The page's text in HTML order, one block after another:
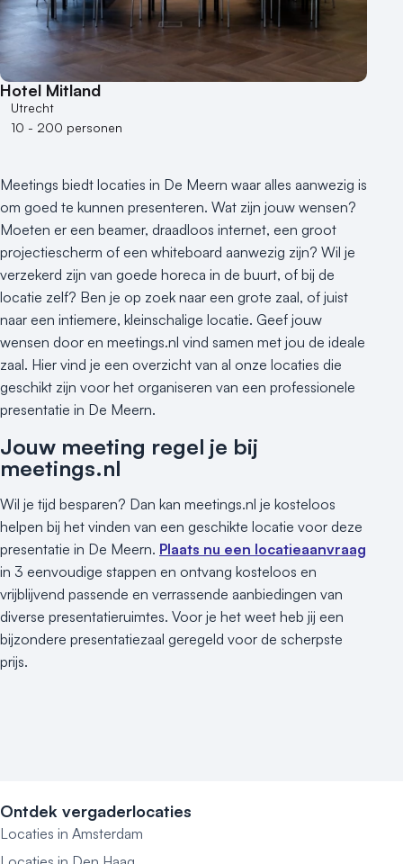
Theater
Varende locatie
Hotel Mitland
Utrecht
10 - 200 personen
Meetings biedt locaties in De Meern waar alles aanwezig is
om goed te kunnen presenteren. Wat zijn jouw wensen?
Moeten er een beamer, draadloos internet, een groot
projectiescherm of een whiteboard aanwezig zijn? Wil je
verzekerd zijn van goede horeca in de buurt, of bij de
locatie zelf? Ben je op zoek naar een grote zaal, of juist
naar een intiemere, kleinschalige locatie. Geef jouw
wensen door en meetings.nl vind samen met jou de ideale
zaal. Hier vind je een overzicht van al onze locaties die
geschikt zijn voor het organiseren van een professionele
presentatie in De Meern.
Jouw meeting regel je bij
meetings.nl
Wil je tijd besparen? Dan kan meetings.nl je kosteloos
helpen bij het vinden van een geschikte locatie voor deze
presentatie in De Meern. Plaats nu een locatieaanvraag
in 3 eenvoudige stappen en ontvang kosteloos en
vrijblijvend passende en verrassende aanbiedingen van
diverse presentatieruimtes. Voor je het weet heb jij een
bijzondere presentatiezaal geregeld voor de scherpste
prijs.
Ontdek vergaderlocaties
Locaties in Amsterdam